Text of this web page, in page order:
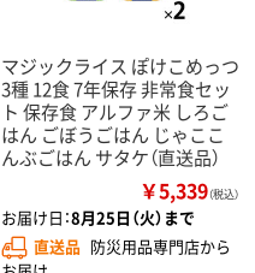
マジックライス ぽけこめっつ
3種 12食 7年保存 非常食セッ
ト 保存食 アルファ米 しろご
はん ごぼうごはん じゃここ
んぶごはん サタケ（直送品）
￥5,339（税込）
お届け日：8月25日（火）まで
直送品 防災用品専門店から